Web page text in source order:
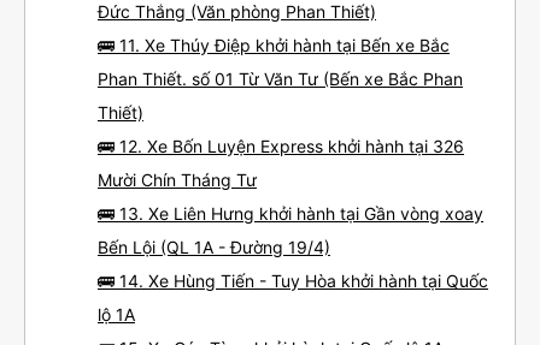
Đức Thắng (Văn phòng Phan Thiết)
🚌 11. Xe Thúy Điệp khởi hành tại Bến xe Bắc
Phan Thiết. số 01 Từ Văn Tư (Bến xe Bắc Phan
Thiết)
🚌 12. Xe Bốn Luyện Express khởi hành tại 326
Mười Chín Tháng Tư
🚌 13. Xe Liên Hưng khởi hành tại Gần vòng xoay
Bến Lội (QL 1A - Đường 19/4)
🚌 14. Xe Hùng Tiến - Tuy Hòa khởi hành tại Quốc
lộ 1A